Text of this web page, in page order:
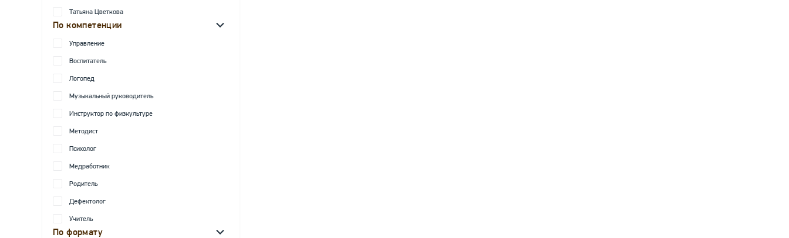
Татьяна Цветкова
По компетенции
Управление
Воспитатель
Логопед
Музыкальный руководитель
Инструктор по физкультуре
Методист
Психолог
Медработник
Родитель
Дефектолог
Учитель
По формату